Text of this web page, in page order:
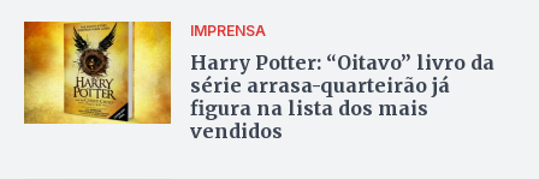
IMPRENSA
Harry Potter: “Oitavo” livro da
série arrasa-quarteirão já
figura na lista dos mais
vendidos